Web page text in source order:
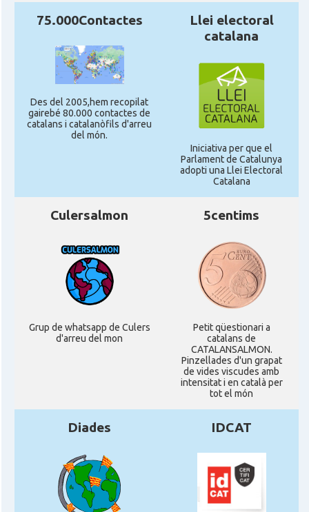
Catalans a SHEFFIELD
CAMON Catalans a SOUTHAMPTON
CAMON Catalans a STIRLING
Catalans a WIGHT
Casal Centre Català d'Escòcia
Delegació del Govern al Regne Unit i
Irlanda
Consolat general a Edinburgh
Ambaixada
* + ambaixades i consolats
75.000Contactes
Des del 2005,hem recopilat
gairebé 80.000 contactes de
catalans i catalanòfils d'arreu
del món.
Llei electoral
catalana
Iniciativa per que el
Parlament de Catalunya
adopti una Llei Electoral
Catalana
Culersalmon
Grup de whatsapp de Culers
d'arreu del mon
5centims
Petit qüestionari a
catalans de
CATALANSALMON.
Pinzellades d'un grapat
de vides viscudes amb
intensitat i en català per
tot el món
Diades IDCAT